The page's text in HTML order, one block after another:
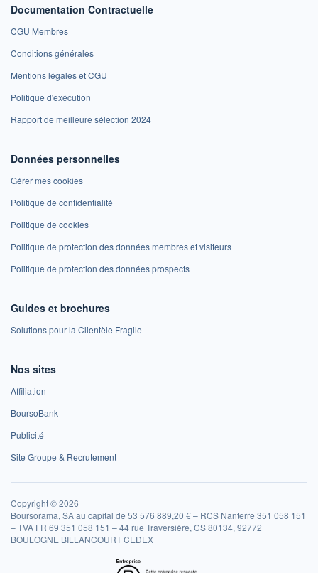
Documentation Contractuelle
CGU Membres
Conditions générales
Mentions légales et CGU
Politique d'exécution
Rapport de meilleure sélection 2024
Données personnelles
Gérer mes cookies
Politique de confidentialité
Politique de cookies
Politique de protection des données membres et visiteurs
Politique de protection des données prospects
Guides et brochures
Solutions pour la Clientèle Fragile
Nos sites
Affiliation
BoursoBank
Publicité
Site Groupe & Recrutement
Copyright © 2026
Boursorama, SA au capital de 53 576 889,20 € – RCS Nanterre 351 058 151
– TVA FR 69 351 058 151 – 44 rue Traversière, CS 80134, 92772
BOULOGNE BILLANCOURT CEDEX